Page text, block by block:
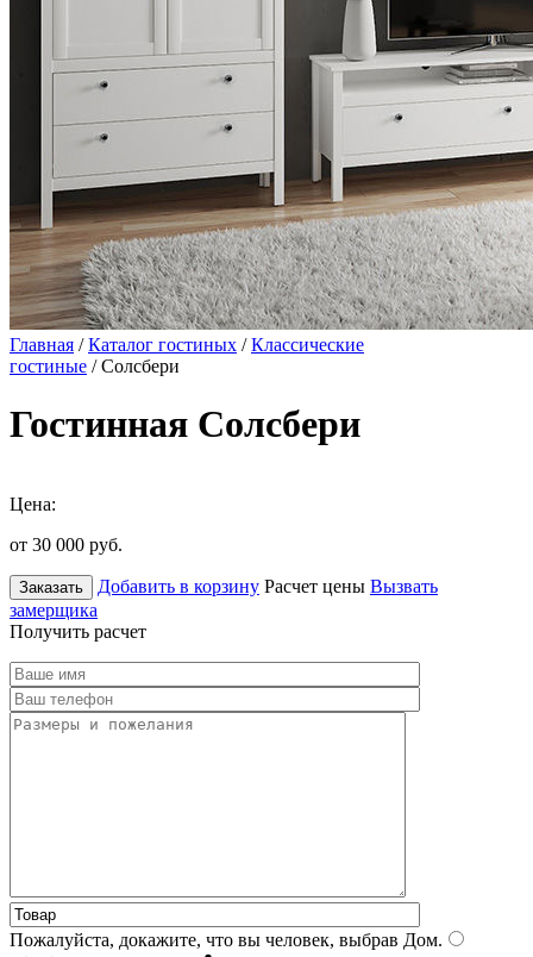
Главная /Каталог гостиных /Классические
гостиные / Солсбери
Гостинная Солсбери
Цена:
от 30 000 руб.
Заказать Добавить в корзину Расчет цены Вызвать
замерщика
Получить расчет
Пожалуйста, докажите, что вы человек, выбрав Дом.